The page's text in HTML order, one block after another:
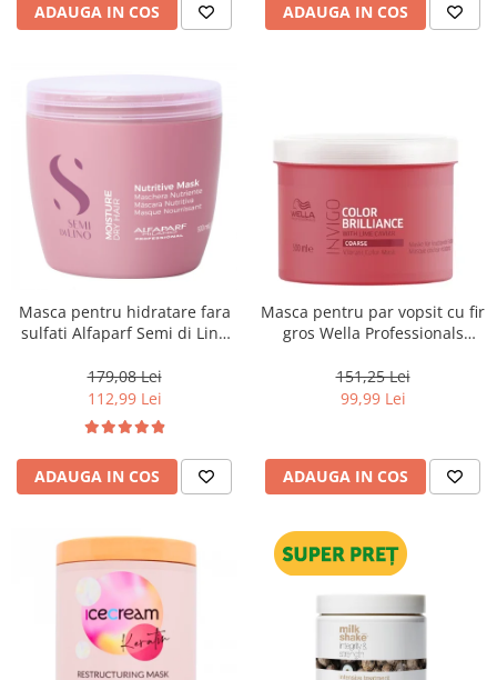
ADAUGA IN COS ADAUGA IN COS
Masca pentru hidratare fara
sulfati Alfaparf Semi di Lino
ml
179,08 Lei
112,99 Lei
ADAUGA IN COS
Masca pentru par vopsit cu fir
gros Wella Professionals
151,25 Lei
99,99 Lei
ADAUGA IN COS